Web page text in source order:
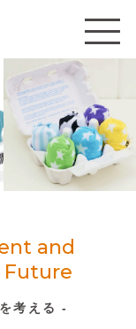
and
考える -